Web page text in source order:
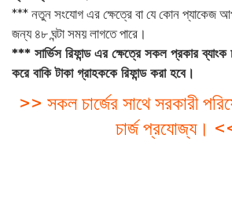
*** নতুন সংযোগ এর ক্ষেত্রে বা যে কোন প্যাকেজ
জন্য ৪৮ ঘন্টা সময় লাগতে পারে।
*** সার্ভিস রিফান্ড এর ক্ষেত্রে সকল প্রকার ব্যাংক
করে বাকি টাকা গ্রাহককে রিফান্ড করা হবে।
>> সকল চার্জের সাথে সরকারী
চার্জ প্রযোজ্য।